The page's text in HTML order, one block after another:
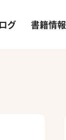
グ 書籍情報